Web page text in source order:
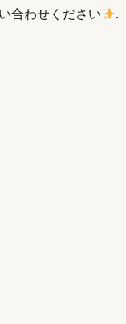
合わせください
.